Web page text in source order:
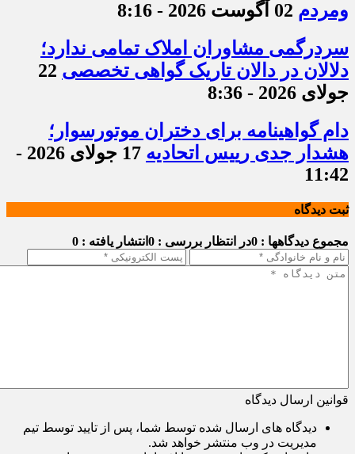
ومردم 02 آگوست 2026 - 8:16
سردرگمی مشاوران املاک تمامی ندارد؛
دلالان در دالان تاریک گواهی تخصصی 22
جولای 2026 - 8:36
دام گواهینامه برای دختران موتورسوار؛
هشدار جدی رییس اتحادیه
17 جولای 2026 -
11:42
ثبت دیدگاه
مجموع دیدگاهها : 0 در انتظار بررسی : 0 انتشار یافته : 0
قوانین ارسال دیدگاه
دیدگاه های ارسال شده توسط شما، پس از تایید توسط تیم
مدیریت در وب منتشر خواهد شد.